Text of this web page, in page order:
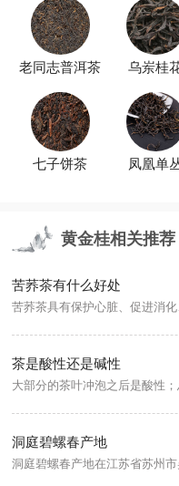
老同志普洱茶 乌岽桂
七子饼茶 凤凰单
黄金桂相关推荐
苦荞茶有什么好处
茶是酸性还是碱性
洞庭碧螺春产地